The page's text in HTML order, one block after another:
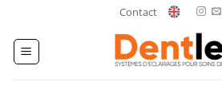
contenu
Contact